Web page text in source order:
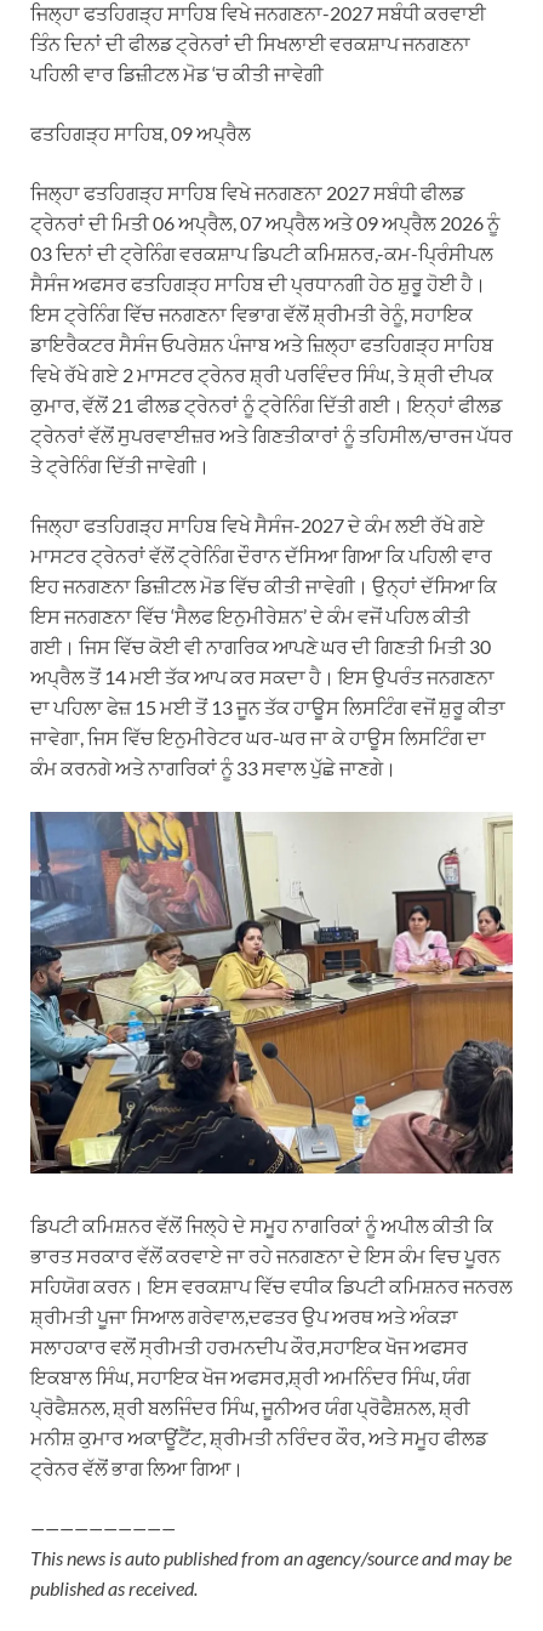
ਜਿਲ੍ਹਾ ਫਤਹਿਗੜ੍ਹ ਸਾਹਿਬ ਵਿਖੇ ਜਨਗਣਨਾ-2027 ਸਬੰਧੀ ਕਰਵਾਈ
ਤਿੰਨ ਦਿਨਾਂ ਦੀ ਫੀਲਡ ਟ੍ਰੇਨਰਾਂ ਦੀ ਸਿਖਲਾਈ ਵਰਕਸ਼ਾਪ ਜਨਗਣਨਾ
ਪਹਿਲੀ ਵਾਰ ਡਿਜ਼ੀਟਲ ਮੋਡ ‘ਚ ਕੀਤੀ ਜਾਵੇਗੀ
ਫਤਹਿਗੜ੍ਹ ਸਾਹਿਬ, 09 ਅਪ੍ਰੈਲ
ਜਿਲ੍ਹਾ ਫਤਹਿਗੜ੍ਹ ਸਾਹਿਬ ਵਿਖੇ ਜਨਗਣਨਾ 2027 ਸਬੰਧੀ ਫੀਲਡ
ਟ੍ਰੇਨਰਾਂ ਦੀ ਮਿਤੀ 06 ਅਪ੍ਰੈਲ, 07 ਅਪ੍ਰੈਲ ਅਤੇ 09 ਅਪ੍ਰੈਲ 2026 ਨੂੰ
03 ਦਿਨਾਂ ਦੀ ਟ੍ਰੇਨਿੰਗ ਵਰਕਸ਼ਾਪ ਡਿਪਟੀ ਕਮਿਸ਼ਨਰ,-ਕਮ-ਪ੍ਰਿੰਸੀਪਲ
ਸੈਸੰਜ ਅਫਸਰ ਫਤਹਿਗੜ੍ਹ ਸਾਹਿਬ ਦੀ ਪ੍ਰਧਾਨਗੀ ਹੇਠ ਸ਼ੁਰੂ ਹੋਈ ਹੈ।
ਇਸ ਟ੍ਰੇਨਿੰਗ ਵਿੱਚ ਜਨਗਣਨਾ ਵਿਭਾਗ ਵੱਲੋਂ ਸ਼੍ਰੀਮਤੀ ਰੇਨੂੰ, ਸਹਾਇਕ
ਡਾਇਰੈਕਟਰ ਸੈਸੰਜ ਓਪਰੇਸ਼ਨ ਪੰਜਾਬ ਅਤੇ ਜ਼ਿਲ੍ਹਾ ਫਤਹਿਗੜ੍ਹ ਸਾਹਿਬ
ਵਿਖੇ ਰੱਖੇ ਗਏ 2 ਮਾਸਟਰ ਟ੍ਰੇਨਰ ਸ਼੍ਰੀ ਪਰਵਿੰਦਰ ਸਿੰਘ, ਤੇ ਸ਼੍ਰੀ ਦੀਪਕ
ਕੁਮਾਰ, ਵੱਲੋਂ 21 ਫੀਲਡ ਟ੍ਰੇਨਰਾਂ ਨੂੰ ਟ੍ਰੇਨਿੰਗ ਦਿੱਤੀ ਗਈ। ਇਨ੍ਹਾਂ ਫੀਲਡ
ਟ੍ਰੇਨਰਾਂ ਵੱਲੋਂ ਸੁਪਰਵਾਈਜ਼ਰ ਅਤੇ ਗਿਣਤੀਕਾਰਾਂ ਨੂੰ ਤਹਿਸੀਲ/ਚਾਰਜ ਪੱਧਰ
ਤੇ ਟ੍ਰੇਨਿੰਗ ਦਿੱਤੀ ਜਾਵੇਗੀ।
ਜਿਲ੍ਹਾ ਫਤਹਿਗੜ੍ਹ ਸਾਹਿਬ ਵਿਖੇ ਸੈਸੰਜ-2027 ਦੇ ਕੰਮ ਲਈ ਰੱਖੇ ਗਏ
ਮਾਸਟਰ ਟ੍ਰੇਨਰਾਂ ਵੱਲੋਂ ਟ੍ਰੇਨਿੰਗ ਦੌਰਾਨ ਦੱਸਿਆ ਗਿਆ ਕਿ ਪਹਿਲੀ ਵਾਰ
ਇਹ ਜਨਗਣਨਾ ਡਿਜ਼ੀਟਲ ਮੋਡ ਵਿੱਚ ਕੀਤੀ ਜਾਵੇਗੀ। ਉਨ੍ਹਾਂ ਦੱਸਿਆ ਕਿ
ਇਸ ਜਨਗਣਨਾ ਵਿੱਚ ‘ਸੈਲਫ ਇਨੁਮੀਰੇਸ਼ਨ’ ਦੇ ਕੰਮ ਵਜੋਂ ਪਹਿਲ ਕੀਤੀ
ਗਈ। ਜਿਸ ਵਿੱਚ ਕੋਈ ਵੀ ਨਾਗਰਿਕ ਆਪਣੇ ਘਰ ਦੀ ਗਿਣਤੀ ਮਿਤੀ 30
ਅਪ੍ਰੈਲ ਤੋਂ 14 ਮਈ ਤੱਕ ਆਪ ਕਰ ਸਕਦਾ ਹੈ। ਇਸ ਉਪਰੰਤ ਜਨਗਣਨਾ
ਦਾ ਪਹਿਲਾ ਫੇਜ਼ 15 ਮਈ ਤੋਂ 13 ਜੂਨ ਤੱਕ ਹਾਊਸ ਲਿਸਟਿੰਗ ਵਜੋਂ ਸ਼ੁਰੂ ਕੀਤਾ
ਜਾਵੇਗਾ, ਜਿਸ ਵਿੱਚ ਇਨੁਮੀਰੇਟਰ ਘਰ-ਘਰ ਜਾ ਕੇ ਹਾਊਸ ਲਿਸਟਿੰਗ ਦਾ
ਕੰਮ ਕਰਨਗੇ ਅਤੇ ਨਾਗਰਿਕਾਂ ਨੂੰ 33 ਸਵਾਲ ਪੁੱਛੇ ਜਾਣਗੇ।
ਡਿਪਟੀ ਕਮਿਸ਼ਨਰ ਵੱਲੋਂ ਜਿਲ੍ਹੇ ਦੇ ਸਮੂਹ ਨਾਗਰਿਕਾਂ ਨੂੰ ਅਪੀਲ ਕੀਤੀ ਕਿ
ਭਾਰਤ ਸਰਕਾਰ ਵੱਲੋਂ ਕਰਵਾਏ ਜਾ ਰਹੇ ਜਨਗਣਨਾ ਦੇ ਇਸ ਕੰਮ ਵਿਚ ਪੂਰਨ
ਸਹਿਯੋਗ ਕਰਨ। ਇਸ ਵਰਕਸ਼ਾਪ ਵਿੱਚ ਵਧੀਕ ਡਿਪਟੀ ਕਮਿਸ਼ਨਰ ਜਨਰਲ
ਸ਼੍ਰੀਮਤੀ ਪੂਜਾ ਸਿਆਲ ਗਰੇਵਾਲ,ਦਫਤਰ ਉਪ ਅਰਥ ਅਤੇ ਅੰਕੜਾ
ਸਲਾਹਕਾਰ ਵਲੋਂ ਸ੍ਰੀਮਤੀ ਹਰਮਨਦੀਪ ਕੌਰ,ਸਹਾਇਕ ਖੋਜ ਅਫਸਰ
ਇਕਬਾਲ ਸਿੰਘ, ਸਹਾਇਕ ਖੋਜ ਅਫਸਰ,ਸ਼੍ਰੀ ਅਮਨਿੰਦਰ ਸਿੰਘ, ਯੰਗ
ਪ੍ਰੋਫੈਸ਼ਨਲ, ਸ਼੍ਰੀ ਬਲਜਿੰਦਰ ਸਿੰਘ, ਜੂਨੀਅਰ ਯੰਗ ਪ੍ਰੋਫੈਸ਼ਨਲ, ਸ਼੍ਰੀ
ਮਨੀਸ਼ ਕੁਮਾਰ ਅਕਾਊਂਟੈਂਟ, ਸ਼੍ਰੀਮਤੀ ਨਰਿੰਦਰ ਕੌਰ, ਅਤੇ ਸਮੂਹ ਫੀਲਡ
ਟ੍ਰੇਨਰ ਵੱਲੋਂ ਭਾਗ ਲਿਆ ਗਿਆ।
——————————
This news is auto published from an agency/source and may be
published as received.